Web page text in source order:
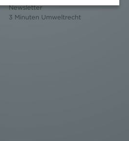
Newsletter
3 Minuten Umweltrecht
finden Sie am
Icon wo Sie jederzeit Ihre
und Widerspruch ausüben.
finden Sie hier: